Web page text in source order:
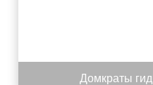
Домкраты